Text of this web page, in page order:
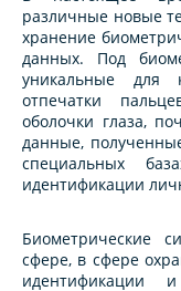
различные новые
хранение
данных. Под
уникальные для
отпечатки
оболочки глаза,
данные,
специальных
идентификации
Биометрические
сфере, в сфере
идентификации